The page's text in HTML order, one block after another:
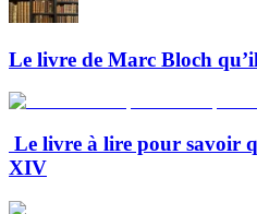
Le livre de Marc Bloch
Le livre à lire pour savoir
XIV